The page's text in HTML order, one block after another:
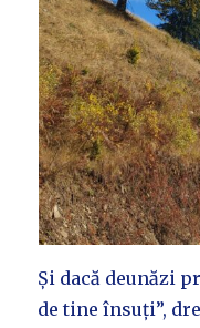
Și dacă deunăzi
de tine însuți”,